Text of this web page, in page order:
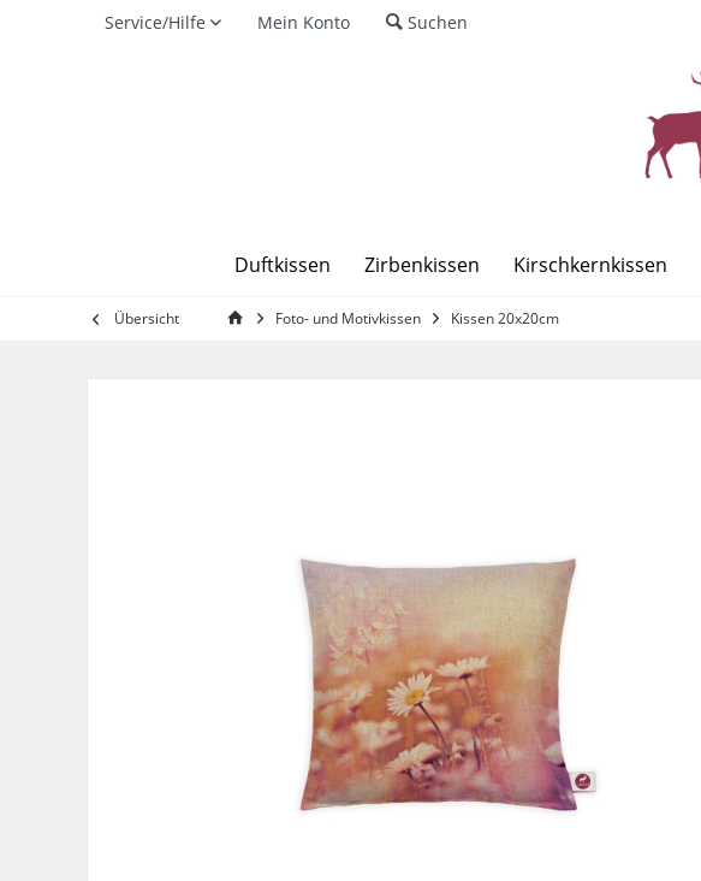
Service/Hilfe Mein Konto Suchen
Duftkissen Zirbenkissen Kirschkernkissen
Übersicht Foto- und Motivkissen Kissen 20x20cm